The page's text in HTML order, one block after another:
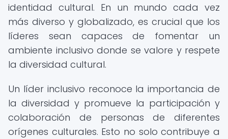
identidad cultural. En un mundo cada vez
más diverso y globalizado, es crucial que los
líderes sean capaces de fomentar un
ambiente inclusivo donde se valore y respete
la diversidad cultural.
Un líder inclusivo reconoce la importancia de
la diversidad y promueve la participación y
colaboración de personas de diferentes
orígenes culturales. Esto no solo contribuye a